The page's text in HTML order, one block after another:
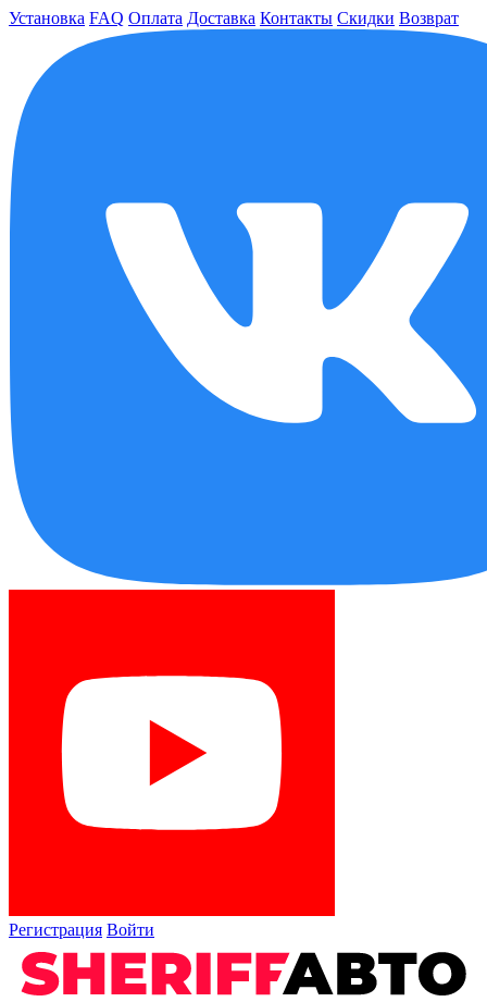
Установка FAQ Оплата Доставка Контакты Скидки Возврат
Регистрация Войти